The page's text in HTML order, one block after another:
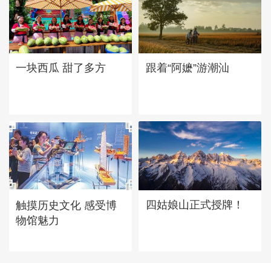
一块西瓜 甜了多方 跟着“阿嬷”游潮汕
触摸历史文化 感受博
物馆魅力
四姑娘山正式授牌！